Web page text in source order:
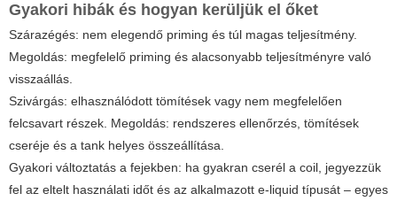
Gyakori hibák és hogyan kerüljük el őket
Szárazégés: nem elegendő priming és túl magas teljesítmény.
Megoldás: megfelelő priming és alacsonyabb teljesítményre való
visszaállás.
Szivárgás: elhasználódott tömítések vagy nem megfelelően
felcsavart részek. Megoldás: rendszeres ellenőrzés, tömítések
cseréje és a tank helyes összeállítása.
Gyakori változtatás a fejekben: ha gyakran cserél a coil, jegyezzük
fel az eltelt használati időt és az alkalmazott e-liquid típusát – egyes